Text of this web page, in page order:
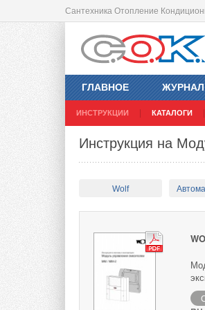
Сантехника Отопление
ГЛАВНОЕ
ИНСТРУКЦИИ КАТАЛОГИ
Инструкция на
Wolf